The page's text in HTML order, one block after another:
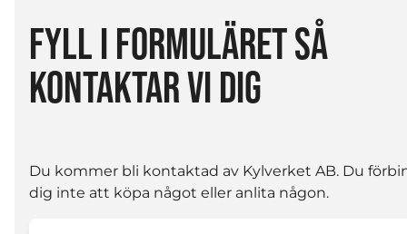
FYLL I FORMULÄRET SÅ
KONTAKTAR VI DIG
Du kommer bli kontaktad av Kylverket AB. Du
dig inte att köpa något eller anlita någon.